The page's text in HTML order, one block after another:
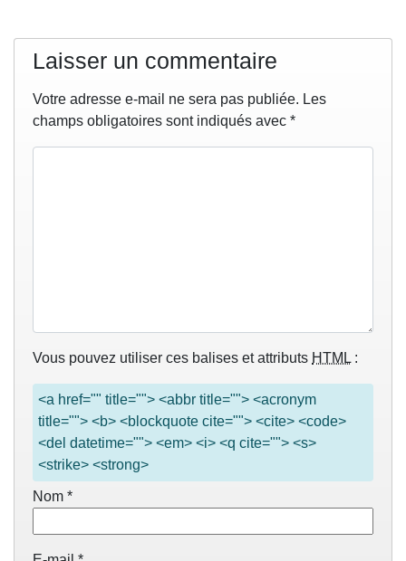
Laisser un commentaire
Votre adresse e-mail ne sera pas publiée. Les
champs obligatoires sont indiqués avec *
Vous pouvez utiliser ces balises et attributs HTML :
<a href="" title=""> <abbr title=""> <acronym
title=""> <b> <blockquote cite=""> <cite> <code>
<del datetime=""> <em> <i> <q cite=""> <s>
<strike> <strong>
Nom *